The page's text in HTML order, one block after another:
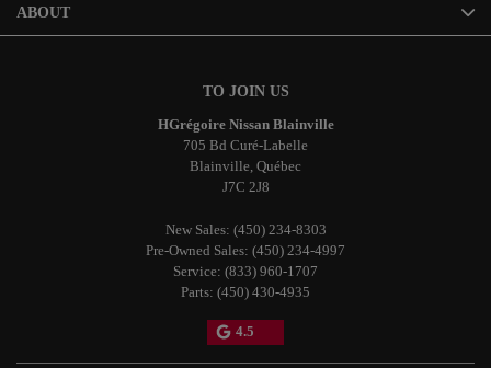
TO JOIN US
HGrégoire Nissan Blainville
705 Bd Curé-Labelle
Blainville, Québec
J7C 2J8
New Sales: (450) 234-8303
Pre-Owned Sales: (450) 234-4997
Service: (833) 960-1707
Parts: (450) 430-4935
4.5
ABOUT